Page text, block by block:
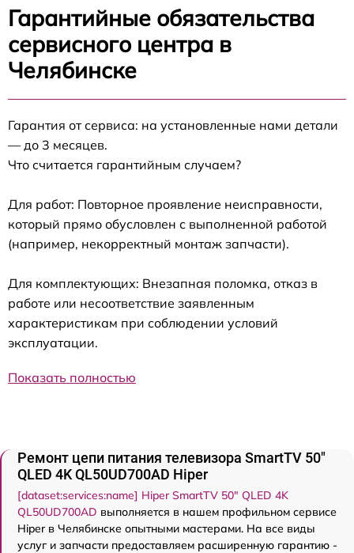
Гарантийные обязательства
сервисного центра в
Челябинске
Гарантия от сервиса: на установленные нами детали
— до 3 месяцев.
Что считается гарантийным случаем?
Для работ: Повторное проявление неисправности,
который прямо обусловлен с выполненной работой
(например, некорректный монтаж запчасти).
Для комплектующих: Внезапная поломка, отказ в
работе или несоответствие заявленным
характеристикам при соблюдении условий
эксплуатации.
Показать полностью
Ремонт цепи питания телевизора SmartTV 50"
QLED 4K QL50UD700AD Hiper
[dataset:services:name] Hiper SmartTV 50" QLED 4K
QL50UD700AD выполняется в нашем профильном сервисе
Hiper в Челябинске опытными мастерами. На все виды
услуг и запчасти предоставляем расширенную гарантию -